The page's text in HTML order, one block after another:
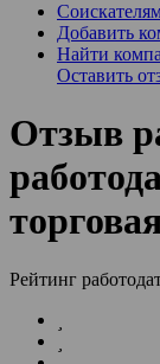
Добавить
Найти
Оставить
Отзыв
Рейтинг